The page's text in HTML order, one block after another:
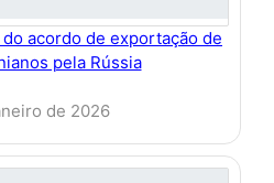
acordo de exportação de
pela Rússia
de 2026